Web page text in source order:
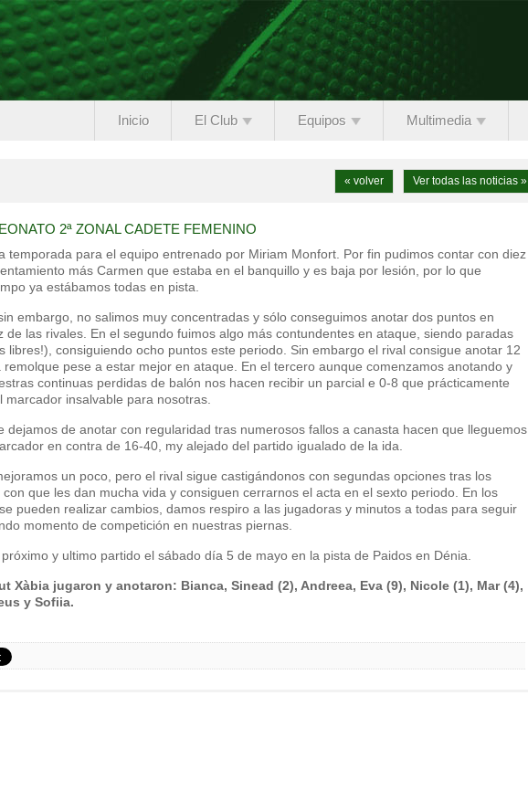
Inicio El Club Equipos Multimedia
Ver todas las noticias »
« volver
2ª ZONAL CADETE FEMENINO
temporada para el equipo entrenado por Miriam Monfort. Por fin pudimos contar con diez
más Carmen que estaba en el banquillo y es baja por lesión, por lo que
ya estábamos todas en pista.
embargo, no salimos muy concentradas y sólo conseguimos anotar dos puntos en
de las rivales. En el segundo fuimos algo más contundentes en ataque, siendo paradas
libres!), consiguiendo ocho puntos este periodo. Sin embargo el rival consigue anotar 12
remolque pese a estar mejor en ataque. En el tercero aunque comenzamos anotando y
continuas perdidas de balón nos hacen recibir un parcial e 0-8 que prácticamente
insalvable para nosotras.
dejamos de anotar con regularidad tras numerosos fallos a canasta hacen que lleguemos
en contra de 16-40, my alejado del partido igualado de la ida.
un poco, pero el rival sigue castigándonos con segundas opciones tras los
que les dan mucha vida y consiguen cerrarnos el acta en el sexto periodo. En los
pueden realizar cambios, damos respiro a las jugadoras y minutos a todas para seguir
momento de competición en nuestras piernas.
y ultimo partido el sábado día 5 de mayo en la pista de Paidos en Dénia.
Xàbia jugaron y anotaron: Bianca, Sinead (2), Andreea, Eva (9), Nicole (1), Mar (4),
y Sofiia.